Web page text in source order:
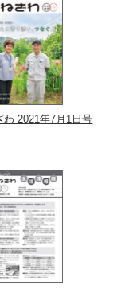
わ 2021年7月1日号